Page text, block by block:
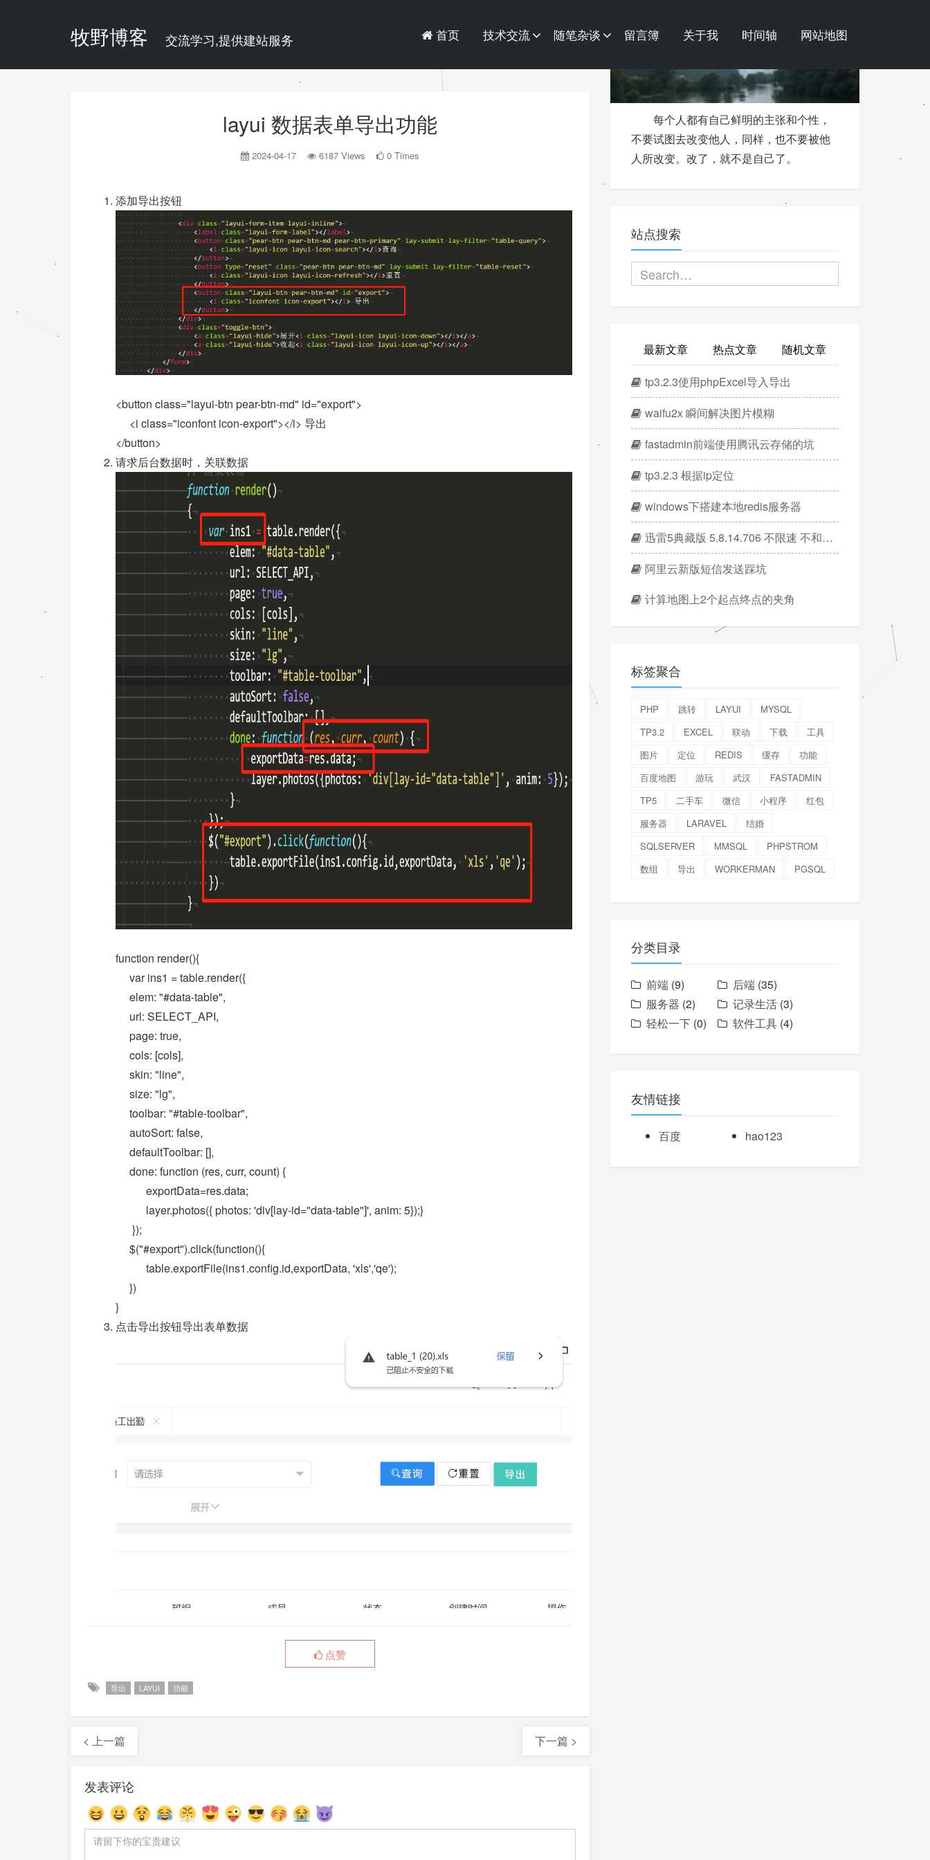
牧野博客 交流学习,提供建站服务 首页 技术交流 随笔杂谈 留言簿 关于我 时间轴 网站地图
layui 数据表单导出功能
2024-04-17 6187 Views 0 Times
添加导出按钮
<button class="layui-btn pear-btn-md" id="export">
<i class="iconfont icon-export"></i> 导出
</button>
请求后台数据时，关联数据
function render(){
var ins1 = table.render({
elem: "#data-table",
url: SELECT_API,
page: true,
cols: [cols],
skin: "line",
size: "lg",
toolbar: "#table-toolbar",
autoSort: false,
defaultToolbar: [],
done: function (res, curr, count) {
exportData=res.data;
layer.photos({photos: 'div[lay-id="data-table"]', anim: 5});}
});
$("#export").click(function(){
table.exportFile(ins1.config.id,exportData, 'xls','qe');
})
}
点击导出按钮导出表单数据
点赞
导出 LAYUI 功能
< 上一篇 下一篇 >
发表评论
每个人都有自己鲜明的主张和个性，
不要试图去改变他人，同样，也不要被他
人所改变。改了，就不是自己了。
站点搜索
最新文章 热点文章 随机文章
tp3.2.3使用phpExcel导入导出
waifu2x 瞬间解决图片模糊
fastadmin前端使用腾讯云存储的坑
tp3.2.3 根据ip定位
windows下搭建本地redis服务器
迅雷5典藏版 5.8.14.706 不限速 不和谐版
阿里云新版短信发送踩坑
计算地图上2个起点终点的夹角
标签聚合
PHP 跳转 LAYUI
MYSQL
TP3.2
EXCEL 联动 下载
工具
图片
定位 REDIS 缓存
功能
百度地图
游玩 武汉
FASTADMIN
TP5
二手车 微信 小程序
红包
服务器
LARAVEL
结婚
SQLSERVER
MMSQL
PHPSTROM
数组
导出 WORKERMAN PGSQL
分类目录
前端 (9) 后端 (35)
服务器 (2) 记录生活 (3)
轻松一下 (0) 软件工具 (4)
友情链接
百度 hao123